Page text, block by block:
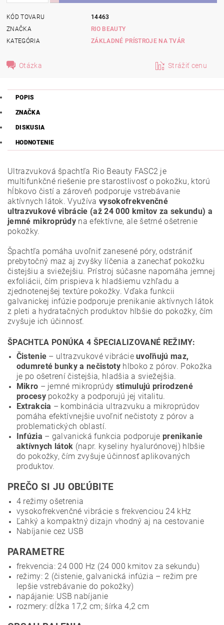
KÓD TOVARU
14463
ZNAČKA
RIO BEAUTY
KATEGÓRIA
ZÁKLADNÉ PRÍSTROJE NA TVÁR
Otázka Strážiť cenu
POPIS
ZNAČKA
DISKUSIA
HODNOTENIE
Ultrazvuková špachtľa Rio Beauty FASC2 je
multifunkčné riešenie pre starostlivosť o pokožku, ktorú
hĺbkovo čistí a zároveň podporuje vstrebávanie
aktívnych látok. Využívavysokofrekvenčné
ultrazvukové vibrácie (až 24 000 kmitov za sekundu) a
jemné mikroprúdy na efektívne, ale šetrné ošetrenie
pokožky.
Špachtľa pomáha uvoľniť zanesené póry, odstrániť
prebytočný maz aj zvyšky líčenia a zanechať pokožku
čistejšiu a sviežejšiu. Prístroj súčasne napomáha jemnej
exfoliácii, čím prispieva k hladšiemu vzhľadu a
zjednotenejšej textúre pokožky. Vďaka funkcii
galvanickej infúzie podporuje prenikanie aktívnych látok
z pleti a hydratačných produktov hlbšie do pokožky, čím
zvyšuje ich účinnosť.
ŠPACHTĽA PONÚKA 4 ŠPECIALIZOVANÉ REŽIMY:
Čistenie – ultrazvukové vibrácieuvoľňujú maz,
odumreté bunky a nečistotyhlboko z pórov. Pokožka
je po ošetrení čistejšia, hladšia a sviežejšia.
Mikro – jemné mikroprúdy stimulujú prirodzené
procesypokožky a podporujú jej vitalitu.
Extrakcia – kombinácia ultrazvuku a mikroprúdov
pomáha efektívnejšie uvoľniť nečistoty z pórov a
problematických oblastí.
Infúzia – galvanická funkcia podporujeprenikanie
aktívnych látok (napr. kyseliny hyalurónovej) hlbšie
do pokožky, čím zvyšuje účinnosť aplikovaných
produktov.
PREČO SI JU OBĽÚBITE
4 režimy ošetrenia
vysokofrekvenčné vibrácie s frekvenciou 24 kHz
Ľahký a kompaktný dizajn vhodný aj na cestovanie
Nabíjanie cez USB
PARAMETRE
frekvencia: 24 000 Hz (24 000 kmitov za sekundu)
režimy: 2 (čistenie, galvanická infúzia – režim pre
lepšie vstrebávanie do pokožky)
napájanie: USB nabíjanie
rozmery: dĺžka 17,2 cm; šírka 4,2 cm